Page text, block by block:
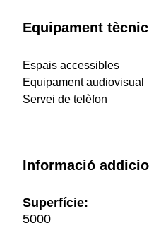
Equipament tècnic
Espais accessibles
Equipament audiovisual
Servei de telèfon
Informació
Superfície:
5000